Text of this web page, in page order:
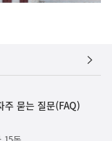
주 묻는 질문(FAQ)